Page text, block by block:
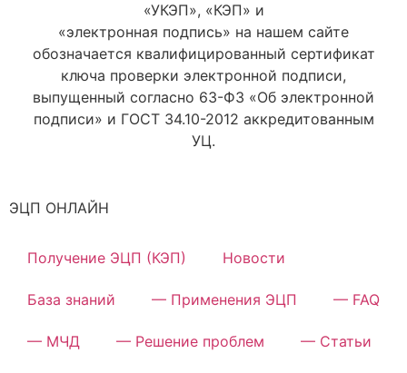
«УКЭП», «КЭП» и
«электронная подпись» на нашем сайте
обозначается квалифицированный сертификат
ключа проверки электронной подписи,
выпущенный согласно 63-ФЗ «Об электронной
подписи» и ГОСТ 34.10-2012 аккредитованным
УЦ.
ЭЦП ОНЛАЙН
Получение ЭЦП (КЭП) Новости
База знаний — Применения ЭЦП — FAQ
— МЧД — Решение проблем — Статьи